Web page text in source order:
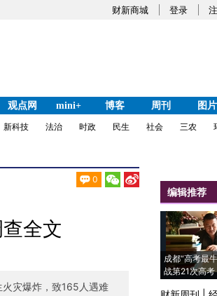
财新商城 登录
观点网 mini+ 博客 周刊 图片
新科技 法治 时政 民生 社会 三农
0
全文
灾爆炸，致165人遇难
编辑推荐
成都“高考最
战第21次高考